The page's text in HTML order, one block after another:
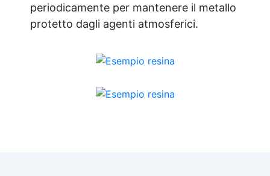
periodicamente per mantenere il metallo
protetto dagli agenti atmosferici.